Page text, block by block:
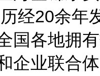
经20余年
国各地拥
企业联合